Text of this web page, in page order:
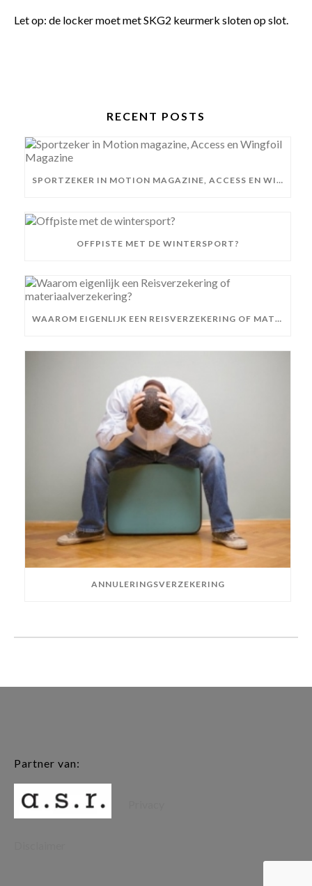
Let op: de locker moet met SKG2 keurmerk sloten op slot.
RECENT POSTS
SPORTZEKER IN MOTION MAGAZINE, ACCESS EN WINGFOIL MAGAZINE
OFFPISTE MET DE WINTERSPORT?
WAAROM EIGENLIJK EEN REISVERZEKERING OF MATERIAALVERZEKERING?
ANNULERINGSVERZEKERING
Partner van: